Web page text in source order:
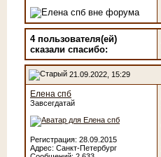
4 пользователя(ей)
сказали cпасибо:
21.09.2022, 15:29
Елена спб
Завсегдатай
Регистрация: 28.09.2015
Адрес: Санкт-Петербург